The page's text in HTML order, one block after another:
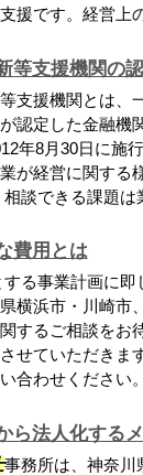
援です。経営上
等支援機関の
支援機関とは、
認定した金融機関
年8月30日に施
が経営に関する
談できる課題は
費用とは
する事業計画に
横浜市・川崎市
するご相談をお
せていただきま
合わせください。
ら法人化する
事務所は、神奈川